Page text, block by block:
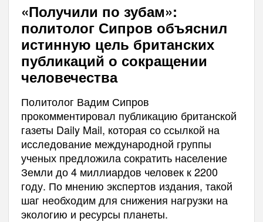
«Получили по зубам»:
политолог Сипров объяснил
истинную цель британских
публикаций о сокращении
человечества
Политолог Вадим Сипров
прокомментировал публикацию британской
газеты Daily Mail, которая со ссылкой на
исследование международной группы
ученых предложила сократить население
Земли до 4 миллиардов человек к 2200
году. По мнению экспертов издания, такой
шаг необходим для снижения нагрузки на
экологию и ресурсы планеты.